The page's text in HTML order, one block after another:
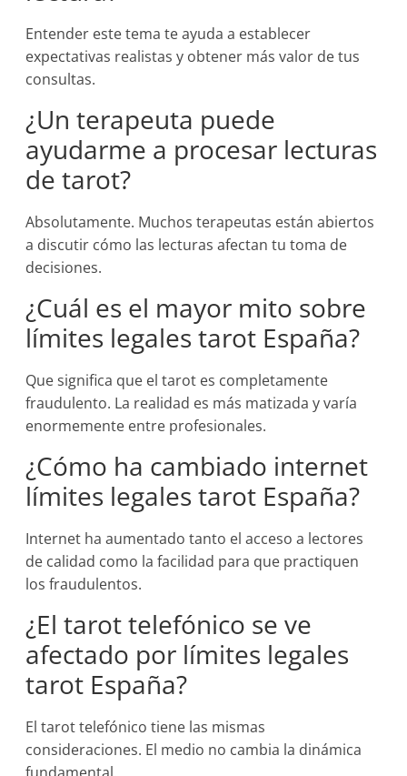
Entender este tema te ayuda a establecer
expectativas realistas y obtener más valor de tus
consultas.
¿Un terapeuta puede
ayudarme a procesar lecturas
de tarot?
Absolutamente. Muchos terapeutas están abiertos
a discutir cómo las lecturas afectan tu toma de
decisiones.
¿Cuál es el mayor mito sobre
límites legales tarot España?
Que significa que el tarot es completamente
fraudulento. La realidad es más matizada y varía
enormemente entre profesionales.
¿Cómo ha cambiado internet
límites legales tarot España?
Internet ha aumentado tanto el acceso a lectores
de calidad como la facilidad para que practiquen
los fraudulentos.
¿El tarot telefónico se ve
afectado por límites legales
tarot España?
El tarot telefónico tiene las mismas
consideraciones. El medio no cambia la dinámica